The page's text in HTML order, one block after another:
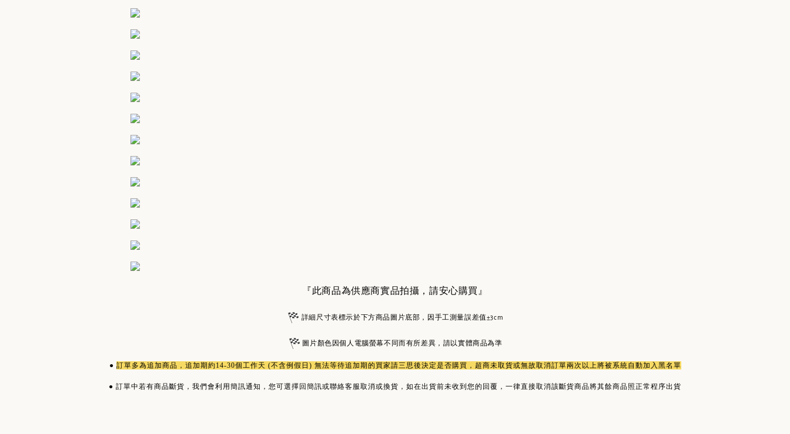
『此商品為供應商實品拍攝，請安心購買』
詳細尺寸表標示於下方商品圖片底部，因手工測量誤差值±3cm
圖片顏色因個人電腦螢幕不同而有所差異，請以實體商品為準
● 訂單多為追加商品 ，追加期約14-30個工作天 (不含例假日) 無法等待追加期的買家請三思後決定是否購買，超商未取貨或無故取消訂單兩次以上將被系統自動加入黑名單
● 訂單中若有商品斷貨，我們會利用簡訊通知，您可選擇回簡訊或聯絡客服取消或換貨，如在出貨前未收到您的回覆，一律直接取消該斷貨商品將其餘商品照正常程序出貨